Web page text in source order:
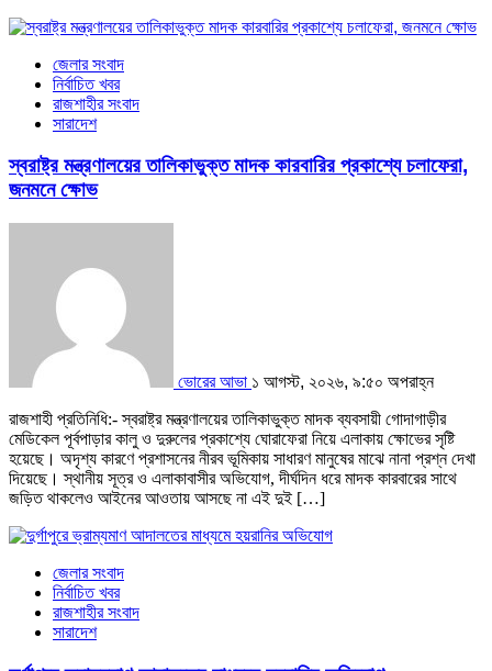
জেলার সংবাদ
নির্বাচিত খবর
রাজশাহীর সংবাদ
সারাদেশ
স্বরাষ্ট্র মন্ত্রণালয়ের তালিকাভুক্ত মাদক কারবারির প্রকাশ্যে চলাফেরা,
জনমনে ক্ষোভ
ভোরের আভা ১ আগস্ট, ২০২৬, ৯:৫০ অপরাহ্ন
রাজশাহী প্রতিনিধি:- স্বরাষ্ট্র মন্ত্রণালয়ের তালিকাভুক্ত মাদক ব্যবসায়ী গোদাগাড়ীর
মেডিকেল পূর্বপাড়ার কালু ও দুরুলের প্রকাশ্যে ঘোরাফেরা নিয়ে এলাকায় ক্ষোভের সৃষ্টি
হয়েছে। অদৃশ্য কারণে প্রশাসনের নীরব ভূমিকায় সাধারণ মানুষের মাঝে নানা প্রশ্ন দেখা
দিয়েছে। স্থানীয় সূত্র ও এলাকাবাসীর অভিযোগ, দীর্ঘদিন ধরে মাদক কারবারের সাথে
জড়িত থাকলেও আইনের আওতায় আসছে না এই দুই […]
জেলার সংবাদ
নির্বাচিত খবর
রাজশাহীর সংবাদ
সারাদেশ